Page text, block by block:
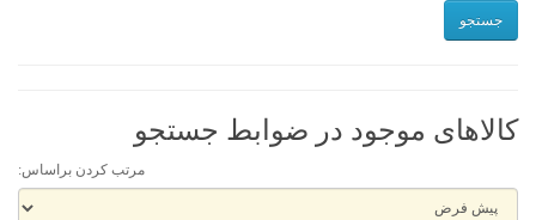
کالاهای موجود در ضوابط جستجو
مرتب کردن براساس: